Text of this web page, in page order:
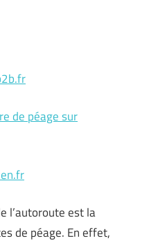
de péage sur
l’autoroute est la
de péage. En effet,